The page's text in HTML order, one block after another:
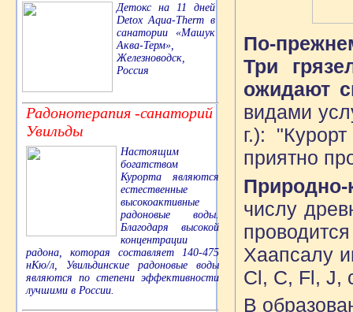
Детокс на 11 дней
Detox Aqua-Therm в
санатории «Машук
Аква-Терм»,
Железноводск,
Россия
Радонотерапия -санаторий
Увильды
Настоящим
богатством
Курорта являются
естественные
высокоактивные
радоновые воды.
Благодаря высокой
концентрации
радона, которая составляет 140-475
нКю/л, Увильдинские радоновые воды
являются по степени эффективности
лучшими в России.
По-
Три
ожидают
видами
г.):
приятно
числу
Хаапсалу
Cl, C, Fl, J,
В